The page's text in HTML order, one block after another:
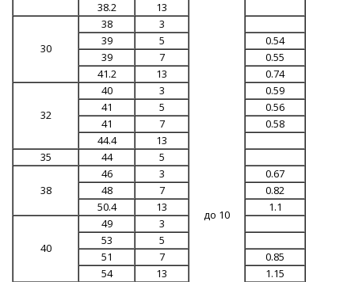
до 10
38.2 13
30
38
3
39
5
0.54
39
7
0.55
41.2
13 0.74
32
40 3
0.59
41
5
0.56
41
7
0.58
44.4
13
35
44 5
38
46 3
0.67
48
7
0.82
50.4
13 1.1
40
49
3
53
5
51
7
0.85
54
13 1.15